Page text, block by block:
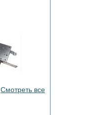
Смотреть все